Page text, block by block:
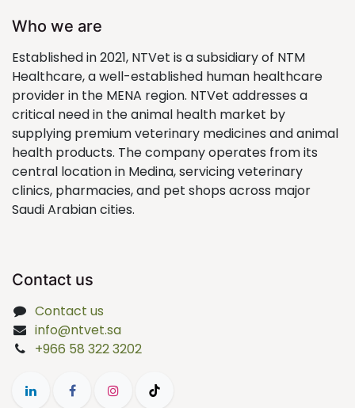
Who we are
Established in 2021, NTVet is a subsidiary of NTM
Healthcare, a well-established human healthcare
provider in the MENA region. NTVet addresses a
critical need in the animal health market by
supplying premium veterinary medicines and animal
health products. The company operates from its
central location in Medina, servicing veterinary
clinics, pharmacies, and pet shops across major
Saudi Arabian cities.
Contact us
Contact us
info@ntvet.sa
+966 58 322 3202